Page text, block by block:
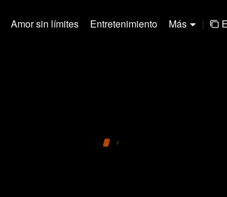
Amor sin límites Entretenimiento Más |